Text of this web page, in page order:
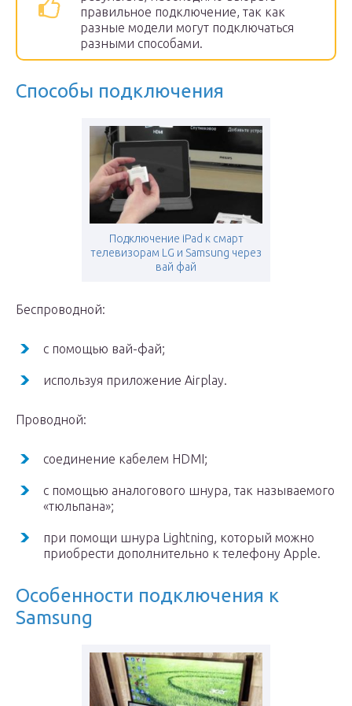
правильное подключение, так как
разные модели могут подключаться
разными способами.
Способы подключения
Подключение iPad к смарт
телевизорам LG и Samsung через
вай фай
Беспроводной:
с помощью вай-фай;
используя приложение Airplay.
Проводной:
соединение кабелем HDMI;
с помощью аналогового шнура, так называемого
«тюльпана»;
при помощи шнура Lightning, который можно
приобрести дополнительно к телефону Apple.
Особенности подключения к
Samsung